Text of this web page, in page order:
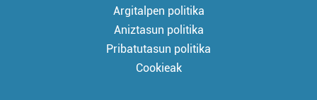
Argitalpen politika
Aniztasun politika
Pribatutasun politika
Cookieak